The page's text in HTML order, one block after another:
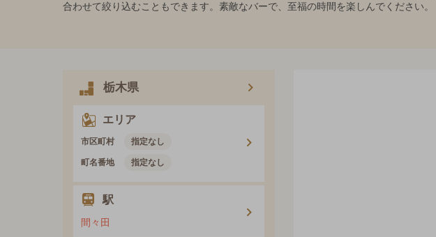
合わせて絞り込むこともできます。素敵なバーで、至福の時間を楽しんでください。
栃木県
エリア
市区町村 指定なし
町名番地 指定なし
駅
間々田